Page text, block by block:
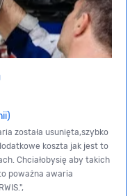
została usunięta,szybko
koszta jak jest to
Chciałobysię aby takich
poważna awaria